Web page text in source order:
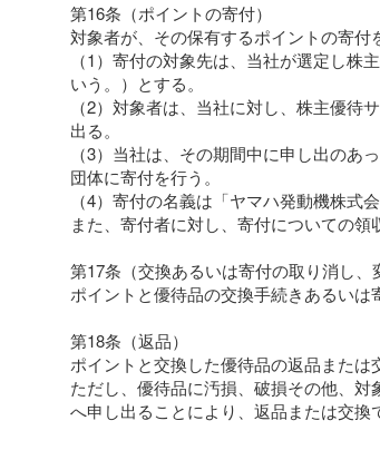
第16条（ポイントの寄付）
対象者が、その保有するポイントの寄付
（1）寄付の対象先は、当社が選定し
いう。）とする。
（2）対象者は、当社に対し、株主優
出る。
（3）当社は、その期間中に申し出の
団体に寄付を行う。
（4）寄付の名義は「ヤマハ発動機株式
また、寄付者に対し、寄付についての領
第17条（交換あるいは寄付の取り消し、
ポイントと優待品の交換手続きあるいは
第18条（返品）
ポイントと交換した優待品の返品または
ただし、優待品に汚損、破損その他、
へ申し出ることにより、返品または交換